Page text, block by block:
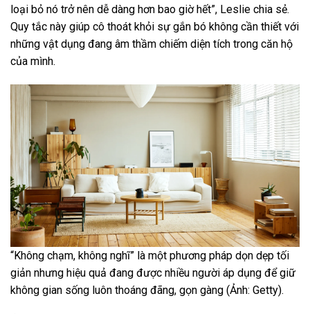
loại bỏ nó trở nên dễ dàng hơn bao giờ hết”, Leslie chia sẻ.
Quy tắc này giúp cô thoát khỏi sự gắn bó không cần thiết với
những vật dụng đang âm thầm chiếm diện tích trong căn hộ
của mình.
“Không chạm, không nghĩ” là một phương pháp dọn dẹp tối
giản nhưng hiệu quả đang được nhiều người áp dụng để giữ
không gian sống luôn thoáng đãng, gọn gàng (Ảnh: Getty).